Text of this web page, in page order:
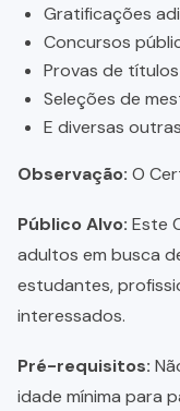
Gratificações
Concursos
Provas de
Seleções de
E diversas
Observação: O
Público Alvo: Este
adultos em busca
estudantes,
interessados.
Pré-requisitos:
idade mínima para